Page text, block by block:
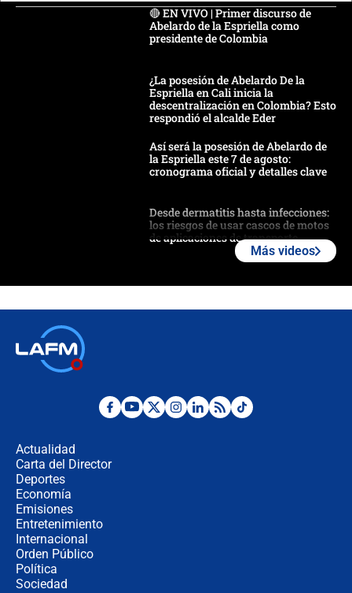
🔴 EN VIVO | Primer discurso de
Abelardo de la Espriella como
presidente de Colombia
¿La posesión de Abelardo De la
Espriella en Cali inicia la
descentralización en Colombia? Esto
respondió el alcalde Eder
Así será la posesión de Abelardo de
la Espriella este 7 de agosto:
cronograma oficial y detalles clave
Desde dermatitis hasta infecciones:
los riesgos de usar cascos de motos
de aplicaciones de transporte
Posesión de Abelardo De La Espriella
Más videos
Actualidad
Carta del Director
Deportes
Economía
Emisiones
Entretenimiento
Internacional
Orden Público
Política
Sociedad